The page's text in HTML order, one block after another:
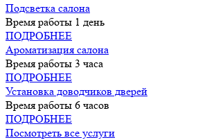
Подсветка салона
Время работы 1 день
ПОДРОБНЕЕ
Ароматизация салона
Время работы 3 часа
ПОДРОБНЕЕ
Установка доводчиков дверей
Время работы 6 часов
ПОДРОБНЕЕ
Посмотреть все услуги